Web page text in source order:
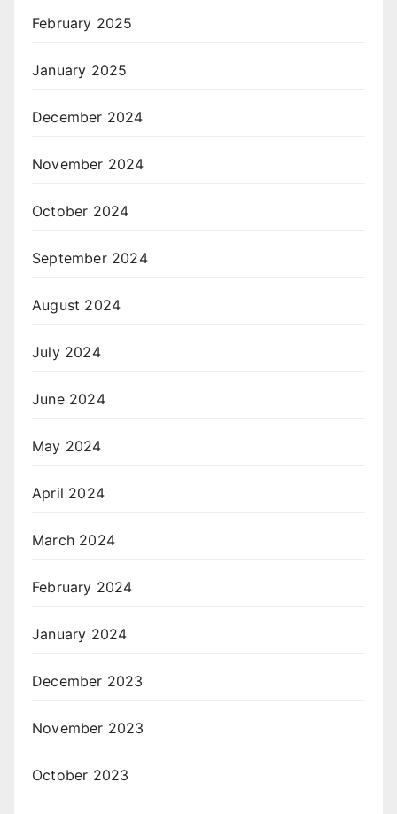
February 2025
January 2025
December 2024
November 2024
October 2024
September 2024
August 2024
July 2024
June 2024
May 2024
April 2024
March 2024
February 2024
January 2024
December 2023
November 2023
October 2023